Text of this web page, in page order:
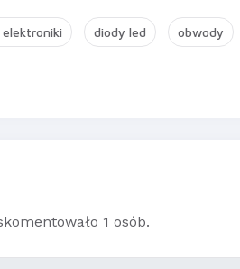
elektroniki diody led obwody
1 osób.